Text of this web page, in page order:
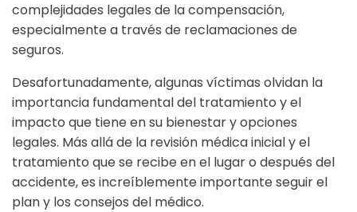
complejidades legales de la compensación,
especialmente a través de reclamaciones de
seguros.
Desafortunadamente, algunas víctimas olvidan la
importancia fundamental del tratamiento y el
impacto que tiene en su bienestar y opciones
legales. Más allá de la revisión médica inicial y el
tratamiento que se recibe en el lugar o después del
accidente, es increíblemente importante seguir el
plan y los consejos del médico.